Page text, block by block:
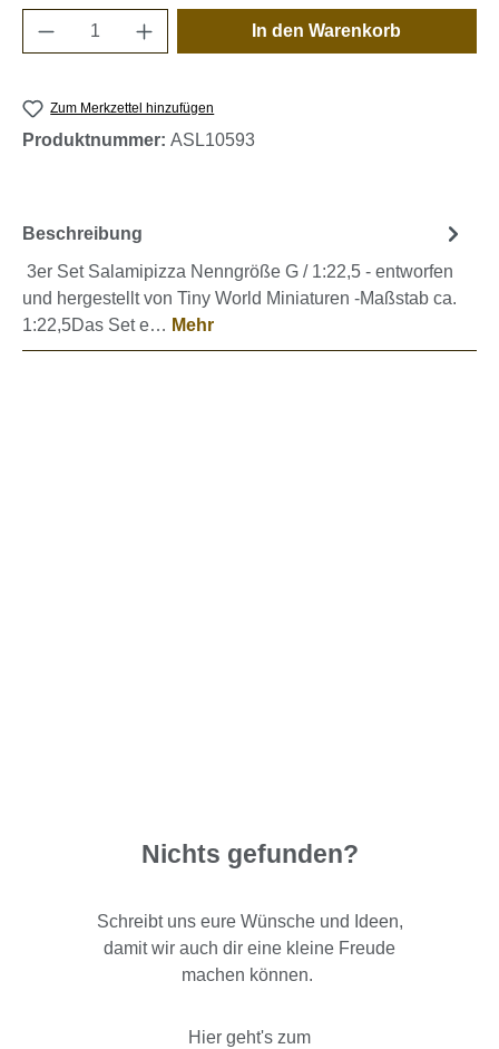
Produkt Anzahl: Gib den gewünschten
In den Warenkorb
Zum Merkzettel hinzufügen
Produktnummer: ASL10593
Beschreibung
3er Set Salamipizza Nenngröße G / 1:22,5 - entworfen
und hergestellt von Tiny World Miniaturen -Maßstab ca.
1:22,5Das Set e… Mehr
Nichts gefunden?
Schreibt uns eure Wünsche und Ideen,
damit wir auch dir eine kleine Freude
machen können.
Hier geht's zum